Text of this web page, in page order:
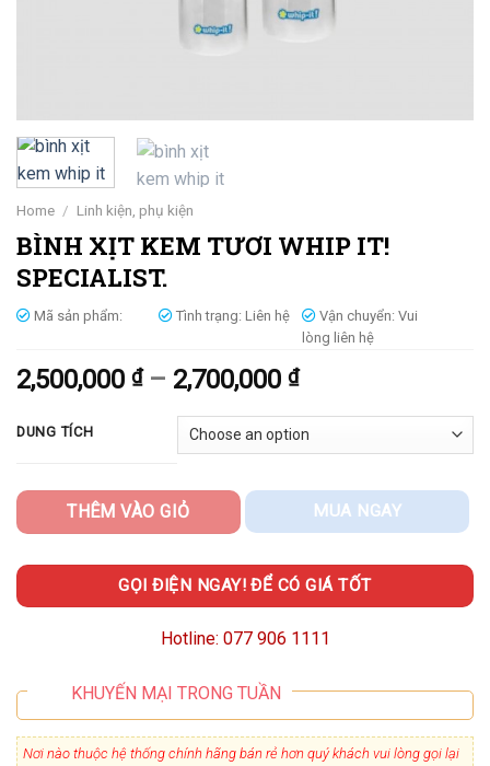
Home / Linh kiện, phụ kiện
BÌNH XỊT KEM TƯƠI WHIP IT!
SPECIALIST.
Mã sản phẩm: Tình trạng: Liên hệ Vận chuyển: Vui
lòng liên hệ
2,500,000 ₫– 2,700,000 ₫
DUNG TÍCH
THÊM VÀO GIỎ MUA NGAY
GỌI ĐIỆN NGAY! ĐỂ CÓ GIÁ TỐT
Hotline: 077 906 1111
KHUYẾN MẠI TRONG TUẦN
Nơi nào thuộc hệ thống chính hãng bán rẻ hơn quý khách vui lòng gọi lại